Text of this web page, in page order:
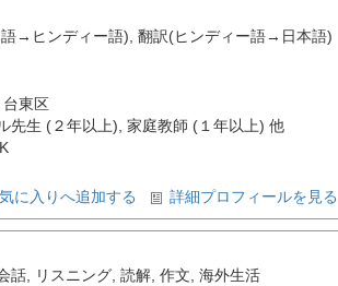
→ヒンディー語) 翻訳(ヒンディー語→日本語)
東区
先生 (２年以上), 家庭教師 (１年以上) 他
に入りへ追加する 詳細プロフィールを見る
話, リスニング, 読解, 作文 海外生活